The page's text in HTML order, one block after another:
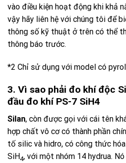
vào điều kiện hoạt động khi khả
vậy hãy liên hệ với chúng tôi để
thông số kỹ thuật ở trên có thể
thông báo trước.
*2 Chỉ sử dụng với model có
3. Vì sao phải đo khí độc
đầu đo khí PS-7 SiH4
Silan, còn được gọi với cái tên
hợp chất vô cơ có thành phần
tố silic và hidro, có công thức
SiH4, với một nhóm 14 hydrua.